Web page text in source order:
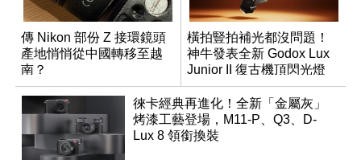
傳 Nikon 部份 Z 接環鏡頭
產地悄悄從中國轉移至越
南？
橫拍豎拍補光都沒問題！
神牛發表全新 Godox Lux
Junior II 復古機頂閃光燈
徠卡經典再進化！全新「金屬灰」
烤漆工藝登場，M11-P、Q3、D-
Lux 8 領銜換裝